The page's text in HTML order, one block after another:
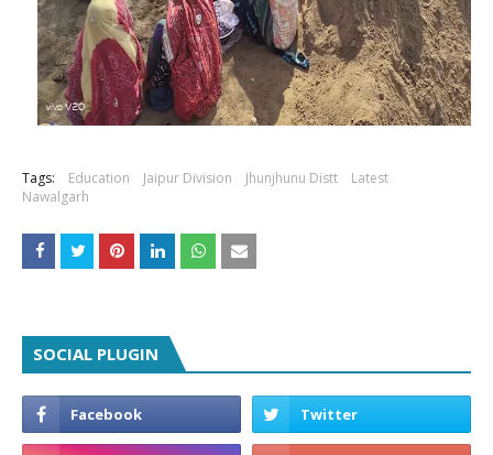
Tags: Education Jaipur Division Jhunjhunu Distt
Latest
Nawalgarh
SOCIAL PLUGIN